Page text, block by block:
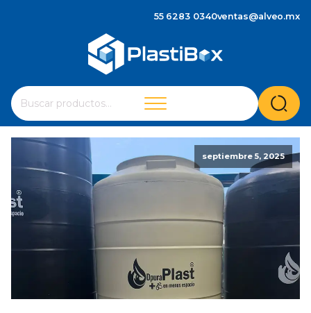
55 6283 0340ventas@alveo.mx
Buscar
por:
Cuando hay resultados autocompletados, puedes
septiembre 5, 2025